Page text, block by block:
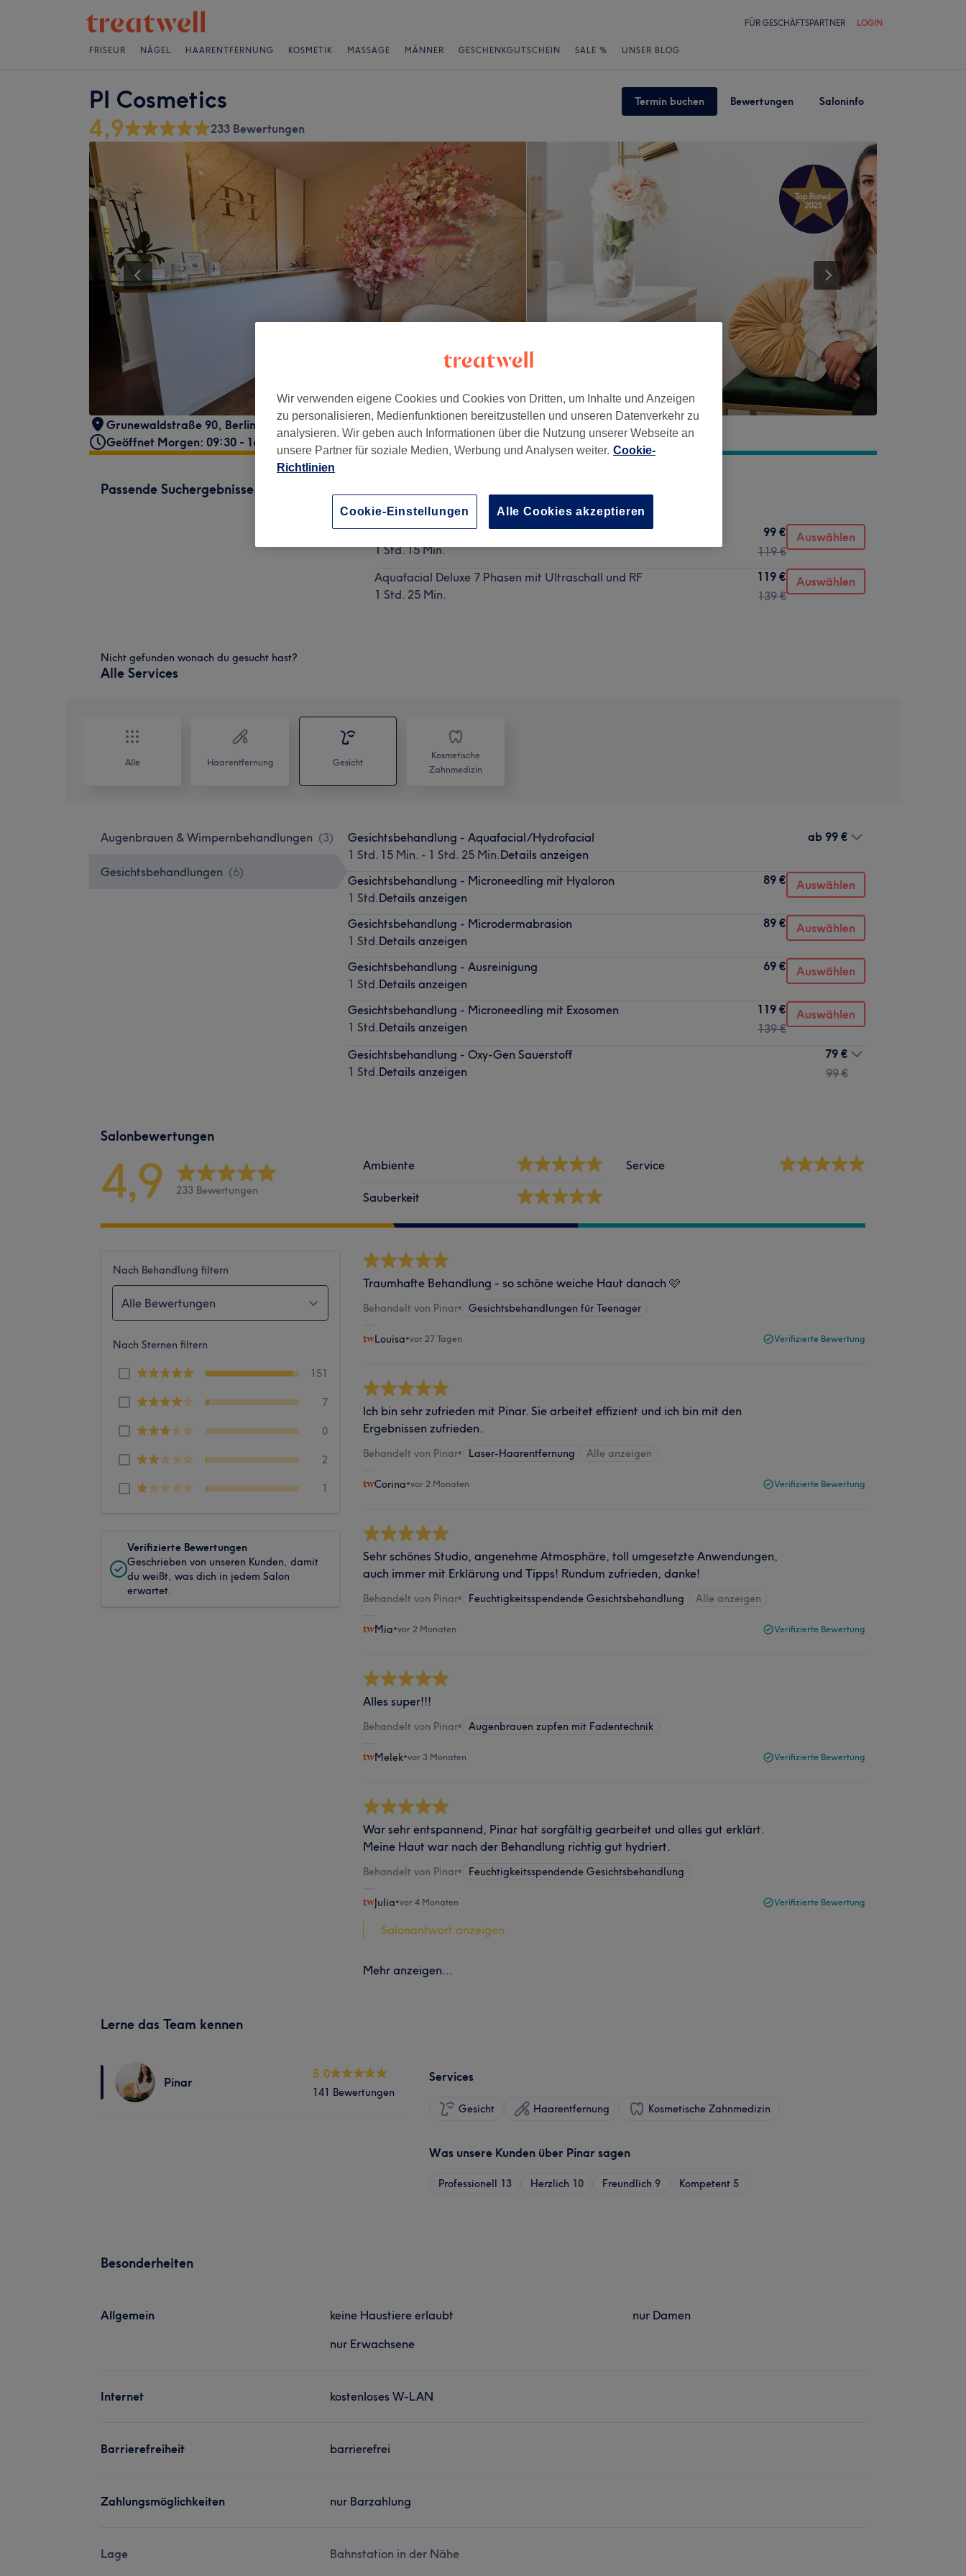
FÜR GESCHÄFTSPARTNER LOGIN
FRISEUR NÄGEL HAARENTFERNUNG KOSMETIK MASSAGE MÄNNER GESCHENKGUTSCHEIN SALE % UNSER BLOG
PI Cosmetics Termin buchen Bewertungen Saloninfo
4,9 233 Bewertungen
Grunewaldstraße 90, Berlin
10823
Geöffnet Morgen: 09:30 - 16:30
Passende Suchergebnisse
Details anzeigen
Aquafacial Basic
1 Std. 15 Min.
99 €
119 €
Auswählen
Aquafacial Deluxe 7 Phasen mit Ultraschall und RF
1 Std. 25 Min.
119 €
139 €
Auswählen
Nicht gefunden wonach du gesucht hast?
Alle Services
Alle Haarentfernung Gesicht
Kosmetische
Zahnmedizin
Augenbrauen & Wimpernbehandlungen (3)
Gesichtsbehandlungen (6)
Gesichtsbehandlung - Aquafacial/Hydrofacial
1 Std. 15 Min. - 1 Std. 25 Min.Details anzeigen
ab 99 €
Gesichtsbehandlung - Microneedling mit Hyaloron
1 Std.Details anzeigen
89 € Auswählen
Gesichtsbehandlung - Microdermabrasion
1 Std.Details anzeigen
89 € Auswählen
Gesichtsbehandlung - Ausreinigung
1 Std.Details anzeigen
69 € Auswählen
Gesichtsbehandlung - Microneedling mit Exosomen
1 Std.Details anzeigen
119 €
139 €
Auswählen
Gesichtsbehandlung - Oxy-Gen Sauerstoff
1 Std.Details anzeigen
79 €
99 €
Salonbewertungen
4,9 233 Bewertungen
Ambiente
Sauberkeit
Service
Nach Behandlung filtern
Alle Bewertungen
Nach Sternen filtern
151
7
0
2
1
Verifizierte Bewertungen
Geschrieben von unseren Kunden, damit
du weißt, was dich in jedem Salon
erwartet.
Traumhafte Behandlung - so schöne weiche Haut danach 🩷
Behandelt von Pinar• Gesichtsbehandlungen für Teenager
Louisa•vor 27 Tagen Verifizierte Bewertung
Ich bin sehr zufrieden mit Pinar. Sie arbeitet effizient und ich bin mit den
Ergebnissen zufrieden.
Behandelt von Pinar• Laser-Haarentfernung Alle anzeigen
Corina•vor 2 Monaten Verifizierte Bewertung
Sehr schönes Studio, angenehme Atmosphäre, toll umgesetzte Anwendungen,
auch immer mit Erklärung und Tipps! Rundum zufrieden, danke!
Behandelt von Pinar• Feuchtigkeitsspendende Gesichtsbehandlung Alle anzeigen
Mia•vor 2 Monaten Verifizierte Bewertung
Alles super!!!
Behandelt von Pinar• Augenbrauen zupfen mit Fadentechnik
Melek•vor 3 Monaten Verifizierte Bewertung
War sehr entspannend, Pinar hat sorgfältig gearbeitet und alles gut erklärt.
Meine Haut war nach der Behandlung richtig gut hydriert.
Behandelt von Pinar• Feuchtigkeitsspendende Gesichtsbehandlung
Julia•vor 4 Monaten Verifizierte Bewertung
Salonantwort anzeigen
Mehr anzeigen...
Lerne das Team kennen
Pinar
5.0
141 Bewertungen
Services
Gesicht Haarentfernung Kosmetische Zahnmedizin
Was unsere Kunden über Pinar sagen
Professionell 13 Herzlich 10 Freundlich 9 Kompetent 5
Besonderheiten
Allgemein
keine Haustiere erlaubt
nur Erwachsene
nur Damen
Internet kostenloses W-LAN
Barrierefreiheit barrierefrei
Zahlungsmöglichkeiten nur Barzahlung
Lage
Bahnstation in der Nähe
Wir verwenden eigene Cookies und Cookies von Dritten, um Inhalte und Anzeigen
zu personalisieren, Medienfunktionen bereitzustellen und unseren Datenverkehr zu
analysieren. Wir geben auch Informationen über die Nutzung unserer Webseite an
unsere Partner für soziale Medien, Werbung und Analysen weiter. Cookie-
Richtlinien
Cookie-Einstellungen Alle Cookies akzeptieren